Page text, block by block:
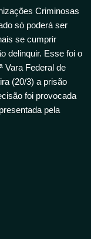
Criminosas
só poderá ser
se cumprir
delinquir. Esse foi o
Vara Federal de
(20/3) a prisão
foi provocada
pela